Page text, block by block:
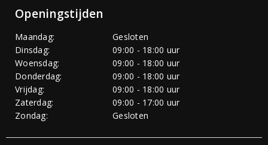
Openingstijden
Maandag:
Gesloten
Dinsdag:
09:00 - 18:00 uur
Woensdag:
09:00 - 18:00 uur
Donderdag:
09:00 - 18:00 uur
Vrijdag:
09:00 - 18:00 uur
Zaterdag:
09:00 - 17:00 uur
Zondag:
Gesloten